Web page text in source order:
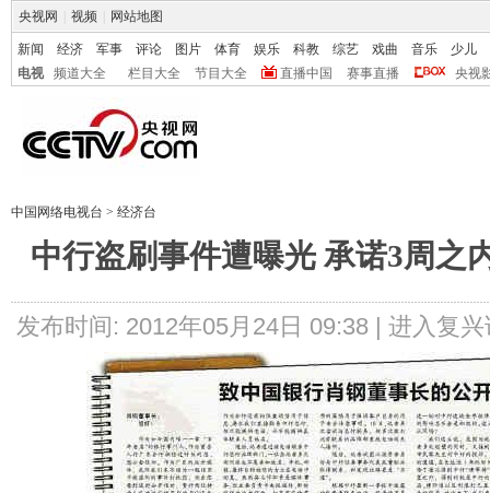
央视网 视频 网站地图
新闻 经济 军事 评论 图片 体育 娱乐 科教 综艺 戏曲 音乐
少儿
电视
频道大全 栏目大全 节目大全 直播中国 赛事直播 央视
中国网络电视台 > 经济台
中行盗刷事件遭曝光 承诺3周之
发布时间: 2012年05月24日 09:38 | 进入复兴